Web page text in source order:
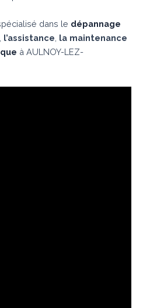
dans le dépannage
l’assistance la maintenance
à AULNOY-LEZ-